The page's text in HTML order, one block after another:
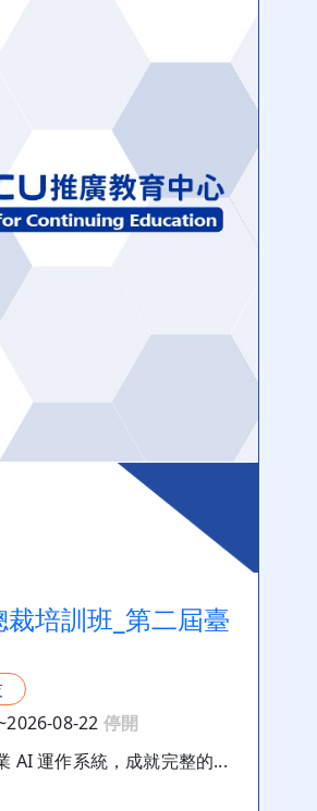
培訓班_第二屆臺
08-22 停開
AI 運作系統，成就完整的...